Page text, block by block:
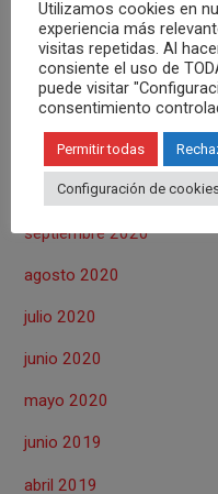
noviembre 2021
octubre 2021
abril 2021
marzo 2021
octubre 2020
septiembre 2020
agosto 2020
julio 2020
junio 2020
mayo 2020
junio 2019
abril 2019
Utilizamos cookies en
experiencia más
visitas repetidas. Al
consiente el uso de
puede visitar
consentimiento
Permitir todas
Configuración de